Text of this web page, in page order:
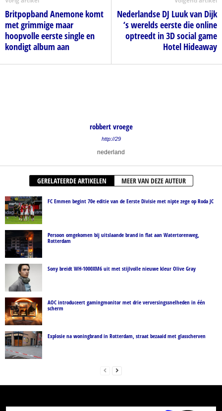
Britpopband Anemone komt
met grimmige maar
hoopvolle eerste single en
kondigt album aan
Nederlandse DJ Luuk van Dijk
‘s werelds eerste die online
optreedt in 3D social game
Hotel Hideaway
robbert vroege
http://29
nederland
GERELATEERDE ARTIKELEN MEER VAN DEZE AUTEUR
FC Emmen begint 70e editie van de Eerste Divisie met nipte zege op Roda JC
Persoon omgekomen bij uitslaande brand in flat aan Watertorenweg,
Rotterdam
Sony breidt WH-1000XM6 uit met stijlvolle nieuwe kleur Olive Gray
AOC introduceert gamingmonitor met drie verversingssnelheden in één
scherm
Explosie na woningbrand in Rotterdam, straat bezaaid met glasscherven